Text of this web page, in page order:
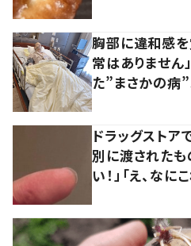
胸部に違和感
常はありませ
た”まさかの病
ドラッグスト
別に渡された
い！」「え、なにこ